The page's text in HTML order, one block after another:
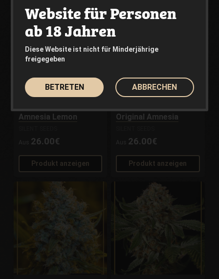
Amnesia Lemon
Aus 26.00€
Produkt anzeigen
Original Amnesia
Aus 26.00€
Produkt anzeigen
Website für Personen
ab 18 Jahren
Diese Website ist nicht für Minderjährige
freigegeben
BETRETEN ABBRECHEN